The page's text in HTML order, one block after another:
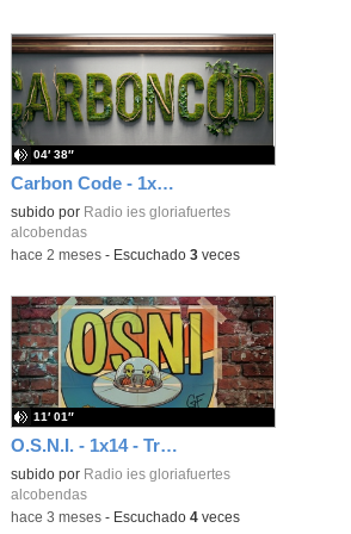
Carbon Code - 1x01 - Diálogos con la IA
subido por Radio ies gloriafuertes
alcobendas
04′ 38″
-hace 2 meses- Escuchado 3veces
O.S.N.I. - 1x14 - True de Avicii (2013)
subido por Radio ies gloriafuertes
alcobendas
11′ 01″
-hace 3 meses- Escuchado 4veces